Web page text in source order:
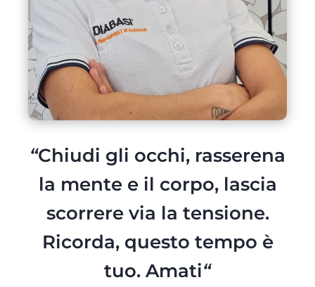
“Chiudi gli occhi, rasserena
la mente e il corpo, lascia
scorrere via la tensione.
Ricorda, questo tempo è
tuo. Amati“